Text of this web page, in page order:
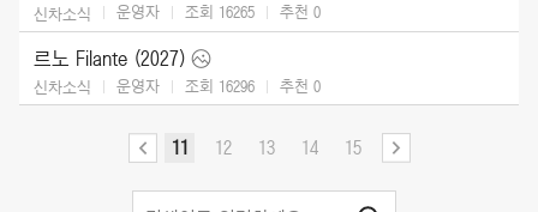
신차소식 운영자 조회 16265 추천 0
르노 Filante (2027)
신차소식 운영자 조회 16296 추천 0
11 12 13 14 15